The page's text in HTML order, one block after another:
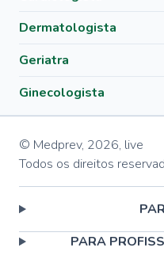
Dermatologista
Geriatra
Ginecologista
© Medprev, 2026, live
Todos os direitos
PARA